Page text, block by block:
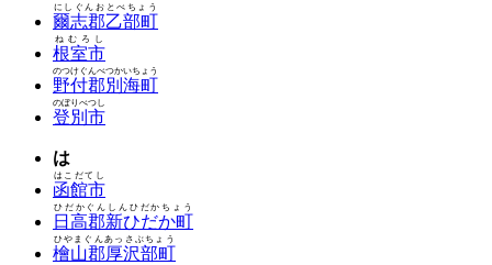
爾志郡乙部町
にしぐんおとべちょう
根室市
ねむろし
野付郡別海町
のつけぐんべつかいちょう
登別市
のぼりべつし
は
函館市
はこだてし
日高郡新ひだか町
ひだかぐんしんひだかちょう
檜山郡厚沢部町
ひやまぐんあっさぶちょう